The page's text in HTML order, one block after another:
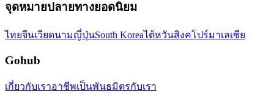
จุดหมายปลายทางยอดนิยม
ไทยจีนเวียดนามญี่ปุ่นSouth Koreaไต้หวันสิงคโปร์มาเลเซีย
Gohub
เกี่ยวกับเราอาชีพเป็นพันธมิตรกับเรา